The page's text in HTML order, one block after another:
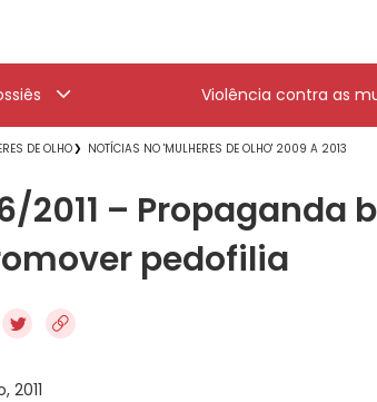
Violência contra as
DE OLHO NOTÍCIAS NO 'MULHERES DE OLHO' 2009 A 2013
2011 – Propaganda
pedofilia
2011